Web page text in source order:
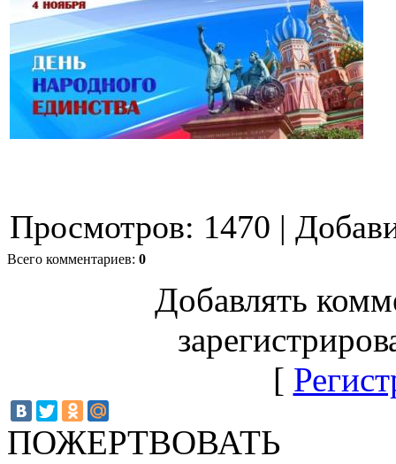
Просмотров: 1470 |
Всего комментариев: 0
Добавлять
[
ПОЖЕРТВОВАТЬ